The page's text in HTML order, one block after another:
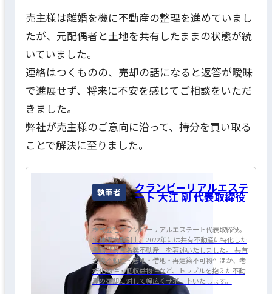
売主様は離婚を機に不動産の整理を進めていまし
たが、元配偶者と土地を共有したままの状態が続
いていました。
連絡はつくものの、売却の話になると返答が曖昧
で進展せず、将来に不安を感じてご相談をいただ
きました。
弊社が売主様のご意向に沿って、持分を買い取る
ことで解決に至りました。
執筆者 クランピーリアルエステ
ート 大江 剛 代表取締役
株式会社クランピーリアルエステート代表取締役。
宅地建物取引士。2022年には共有不動産に特化した
書籍「共有名義不動産」を著述いたしました。 共有
名義不動産・底地・借地・再建築不可物件ほか、老
朽化物件・低収益物件など、トラブルを抱えた不動
産の売却に対して幅広くサポートいたします。